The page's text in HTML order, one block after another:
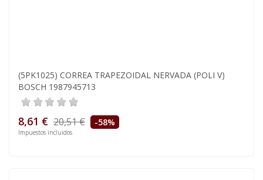
(5PK1025) CORREA TRAPEZOIDAL NERVADA (POLI V)
BOSCH 1987945713
8,61 € 20,51 € -58%
Impuestos incluidos